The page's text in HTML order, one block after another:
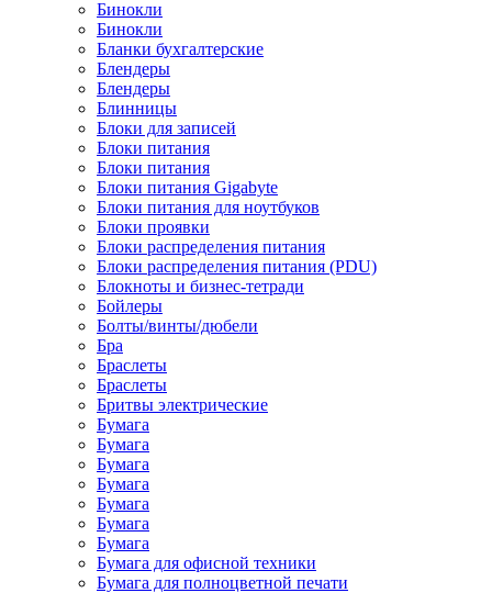
Бинокли
Бинокли
Бланки бухгалтерские
Блендеры
Блендеры
Блинницы
Блоки для записей
Блоки питания
Блоки питания
Блоки питания Gigabyte
Блоки питания для ноутбуков
Блоки проявки
Блоки распределения питания
Блоки распределения питания (PDU)
Блокноты и бизнес-тетради
Бойлеры
Болты/винты/дюбели
Бра
Браслеты
Браслеты
Бритвы электрические
Бумага
Бумага
Бумага
Бумага
Бумага
Бумага
Бумага
Бумага для офисной техники
Бумага для полноцветной печати